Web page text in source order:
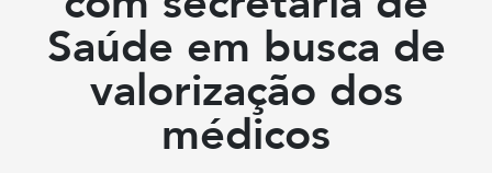
Saúde em busca de
valorização dos
médicos